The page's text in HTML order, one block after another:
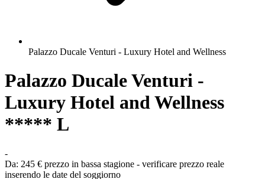
Palazzo Ducale Venturi - Luxury Hotel and Wellness
Palazzo Ducale Venturi -
Luxury Hotel and Wellness
***** L
-
Da: 245 € prezzo in bassa stagione - verificare prezzo reale
inserendo le date del soggiorno